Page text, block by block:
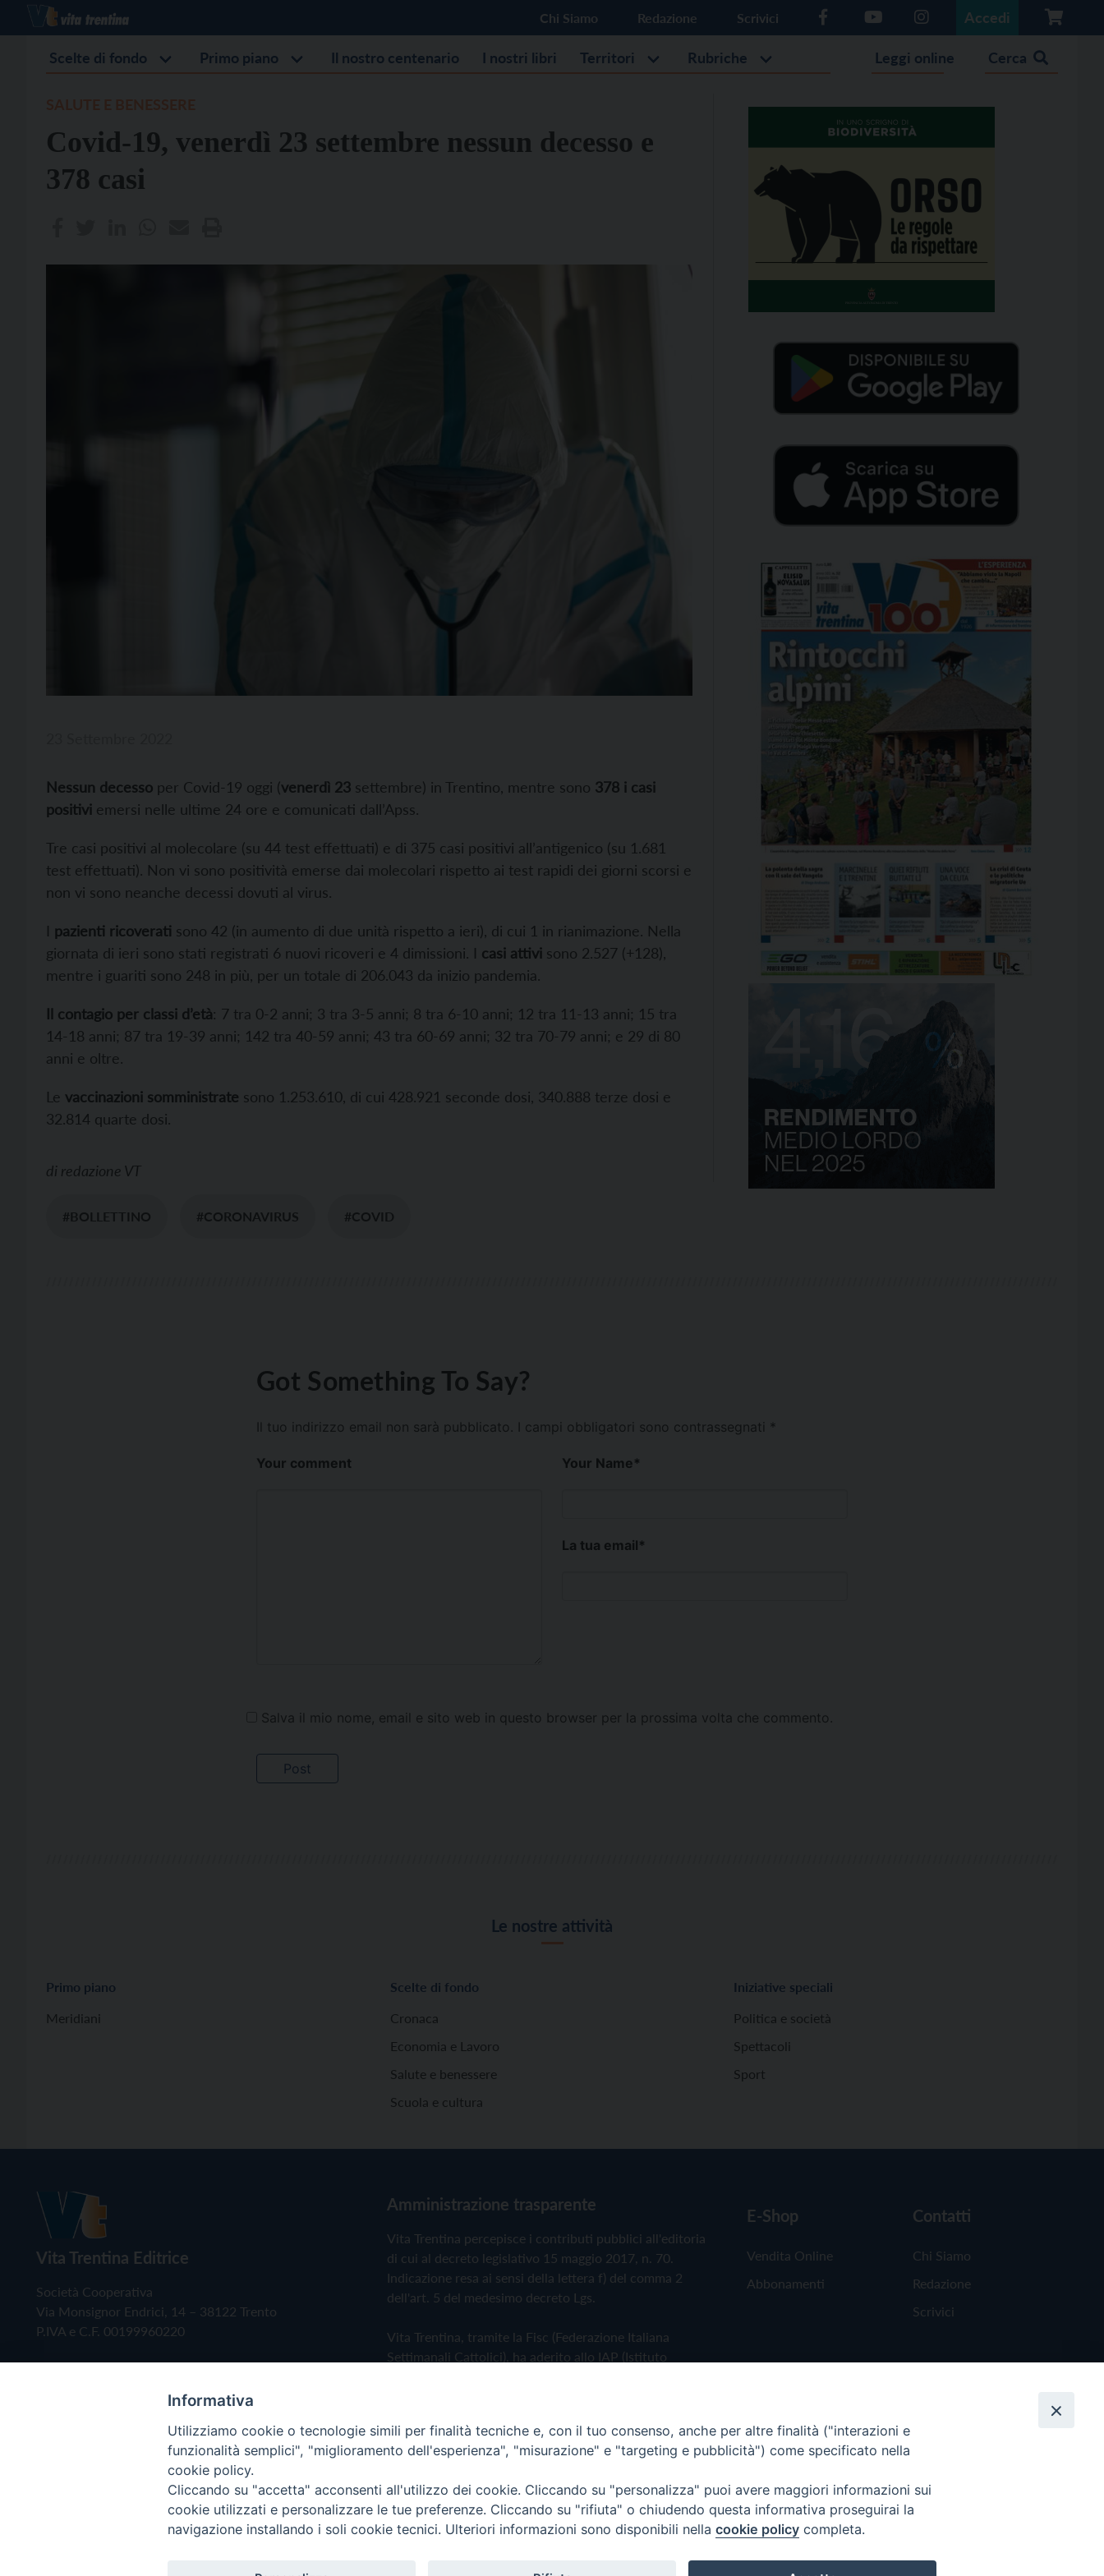
Chi Siamo Redazione Scrivici Accedi
Scelte di fondo Primo piano Il nostro centenario I nostri libri Territori Rubriche Leggi online Cerca
Covid-19, venerdì 23 settembre nessun decesso e
378 casi
Nessun decesso per Covid-19 oggi (venerdì 23 settembre) in Trentino, mentre sono 378 i casi
positivi emersi nelle ultime 24 ore e comunicati dall’Apss.
Tre casi positivi al molecolare (su 44 test effettuati) e di 375 casi positivi all’antigenico (su 1.681
test effettuati). Non vi sono positività emerse dai molecolari rispetto ai test rapidi dei giorni scorsi e
non vi sono neanche decessi dovuti al virus.
I pazienti ricoverati sono 42 (in aumento di due unità rispetto a ieri), di cui 1 in rianimazione. Nella
giornata di ieri sono stati registrati 6 nuovi ricoveri e 4 dimissioni. I casi attivi sono 2.527 (+128),
mentre i guariti sono 248 in più, per un totale di 206.043 da inizio pandemia.
Il contagio per classi d’età: 7 tra 0-2 anni; 3 tra 3-5 anni; 8 tra 6-10 anni; 12 tra 11-13 anni; 15 tra
14-18 anni; 87 tra 19-39 anni; 142 tra 40-59 anni; 43 tra 60-69 anni; 32 tra 70-79 anni; e 29 di 80
anni e oltre.
Le vaccinazioni somministrate sono 1.253.610, di cui 428.921 seconde dosi, 340.888 terze dosi e
32.814 quarte dosi.
di redazione VT
#BOLLETTINO #CORONAVIRUS #COVID
Got Something To Say?
Il tuo indirizzo email non sarà pubblicato. I campi obbligatori sono contrassegnati *
Your comment Your Name*
La tua email*
Salva il mio nome, email e sito web in questo browser per la prossima volta che commento.
Le nostre attività
Primo piano
Meridiani
Scelte di fondo
Cronaca
Economia e Lavoro
Salute e benessere
Scuola e cultura
Iniziative speciali
Politica e società
Spettacoli
Sport
Vita Trentina Editrice
Società Cooperativa
Via Monsignor Endrici, 14 – 38122 Trento
P.IVA e C.F. 00199960220
Amministrazione trasparente
Vita Trentina percepisce i contributi pubblici all'editoria
di cui al decreto legislativo 15 maggio 2017, n. 70.
Indicazione resa ai sensi della lettera f) del comma 2
dell'art. 5 del medesimo decreto Lgs.
Vita Trentina, tramite la Fisc (Federazione Italiana
Settimanali Cattolici), ha aderito allo IAP (Istituto
Privacy Policy Cookie Policy
E-Shop
Vendita Online
Abbonamenti
Contatti
Chi Siamo
Redazione
Scrivici
Copyright © 2019 - Tutti i diritti riservati - Vita Trentina Editrice
Informativa
Utilizziamo cookie o tecnologie simili per finalità tecniche e, con il tuo consenso, anche per altre finalità ("interazioni e
funzionalità semplici", "miglioramento dell'esperienza", "misurazione" e "targeting e pubblicità") come specificato nella
cookie policy.
Cliccando su "accetta" acconsenti all'utilizzo dei cookie. Cliccando su "personalizza" puoi avere maggiori informazioni sui
cookie utilizzati e personalizzare le tue preferenze. Cliccando su "rifiuta" o chiudendo questa informativa proseguirai la
navigazione installando i soli cookie tecnici. Ulteriori informazioni sono disponibili nella cookie policy completa.